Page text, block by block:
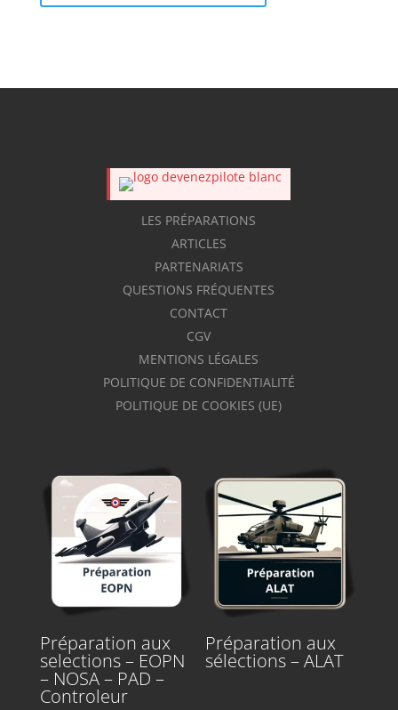
LES PRÉPARATIONS
ARTICLES
PARTENARIATS
QUESTIONS FRÉQUENTES
CONTACT
CGV
MENTIONS LÉGALES
POLITIQUE DE CONFIDENTIALITÉ
POLITIQUE DE COOKIES (UE)
Préparation aux
selections – EOPN
– NOSA – PAD –
Controleur
Préparation aux
sélections – ALAT